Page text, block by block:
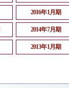
2016年1月期
2014年7月期
2013年1月期